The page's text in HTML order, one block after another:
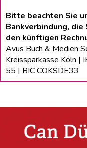
Bitte beachten Sie
Bankverbindung,
den künftigen
Avus Buch & Medien
Kreissparkasse Köln
55 | BIC COKSDE33